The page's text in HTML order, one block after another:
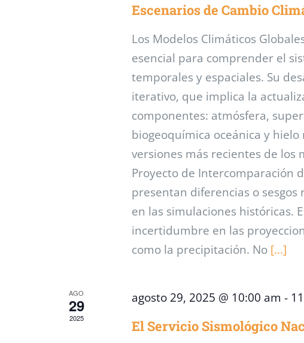
Escenarios de Cambio
Los Modelos Climáticos
esencial para comprender el
temporales y espaciales. Su
iterativo, que implica la
componentes: atmósfera,
biogeoquímica oceánica y hielo
versiones más recientes de los
Proyecto de Intercomparación
presentan diferencias o sesgos
en las simulaciones históricas.
incertidumbre en las
como la precipitación. No [...]
AGO
29
2025
agosto 29, 2025 @ 10:00 am -
El Servicio Sismológico